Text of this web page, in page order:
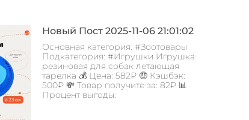
Новый Пост 2025-11-06 21:01:02
Основная категория: #Зоотовары
Подкатегория: #Игрушки Игрушка
резиновая для собак летающая
тарелка 💰 Цена: 582₽ 🤑 Кэшбэк:
500₽ 💸 Товар получите за: 82₽ 📊
Процент выгоды: